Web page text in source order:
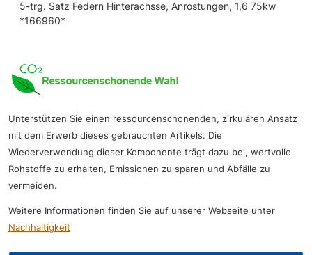
5-trg. Satz Federn Hinterachsse, Anrostungen, 1,6 75kw
*166960*
Unterstützen Sie einen ressourcenschonenden, zirkulären Ansatz
mit dem Erwerb dieses gebrauchten Artikels. Die
Wiederverwendung dieser Komponente trägt dazu bei, wertvolle
Rohstoffe zu erhalten, Emissionen zu sparen und Abfälle zu
vermeiden.
Weitere Informationen finden Sie auf unserer Webseite unter
Nachhaltigkeit